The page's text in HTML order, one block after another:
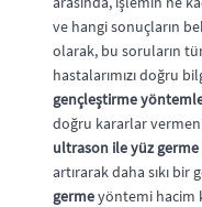
ve hangi sonuçların
olarak, bu soruların
hastalarımızı doğru
gençleştirme
doğru kararlar
ultrason ile yüz germe
artırarak daha sıkı
germeyöntemi hacim